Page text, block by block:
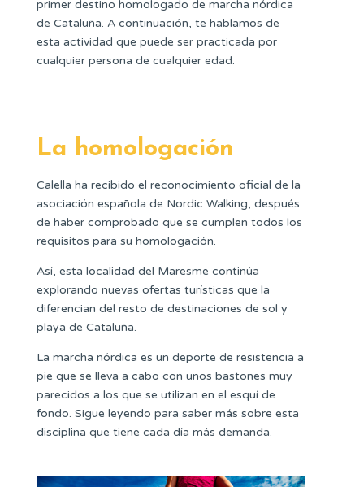
primer destino homologado de marcha nórdica
de Cataluña. A continuación, te hablamos de
esta actividad que puede ser practicada por
cualquier persona de cualquier edad.
La homologación
Calella ha recibido el reconocimiento oficial de la
asociación española de Nordic Walking, después
de haber comprobado que se cumplen todos los
requisitos para su homologación.
Así, esta localidad del Maresme continúa
explorando nuevas ofertas turísticas que la
diferencian del resto de destinaciones de sol y
playa de Cataluña.
La marcha nórdica es un deporte de resistencia a
pie que se lleva a cabo con unos bastones muy
parecidos a los que se utilizan en el esquí de
fondo. Sigue leyendo para saber más sobre esta
disciplina que tiene cada día más demanda.